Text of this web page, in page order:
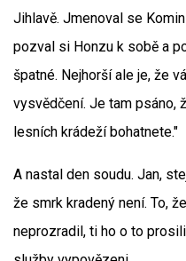
Jihlavě. Jmenoval se
pozval si Honzu k sobě a
špatné. Nejhorší ale je, že
vysvědčení. Je tam psáno,
lesních krádeží bohatnete."
A nastal den soudu. Jan,
že smrk kradený není. To,
neprozradil, ti ho o to